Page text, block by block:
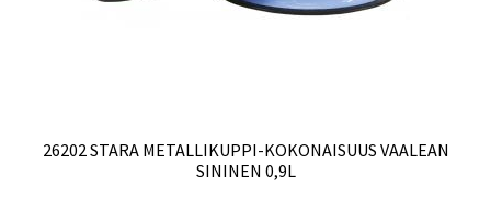
26202 STARA METALLIKUPPI-KOKONAISUUS VAALEAN
SININEN 0,9L